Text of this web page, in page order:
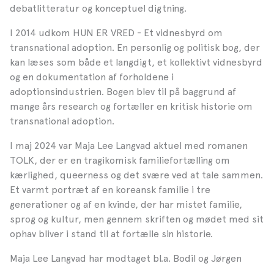
debatlitteratur og konceptuel digtning.
I 2014 udkom HUN ER VRED - Et vidnesbyrd om
transnational adoption. En personlig og politisk bog, der
kan læses som både et langdigt, et kollektivt vidnesbyrd
og en dokumentation af forholdene i
adoptionsindustrien. Bogen blev til på baggrund af
mange års research og fortæller en kritisk historie om
transnational adoption.
I maj 2024 var Maja Lee Langvad aktuel med romanen
TOLK, der er en tragikomisk familiefortælling om
kærlighed, queerness og det svære ved at tale sammen.
Et varmt portræt af en koreansk familie i tre
generationer og af en kvinde, der har mistet familie,
sprog og kultur, men gennem skriften og mødet med sit
ophav bliver i stand til at fortælle sin historie.
Maja Lee Langvad har modtaget bl.a. Bodil og Jørgen